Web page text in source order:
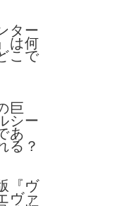
ター
は何
こで
巨
シー
あ
る？
『ヴ
ヴァ